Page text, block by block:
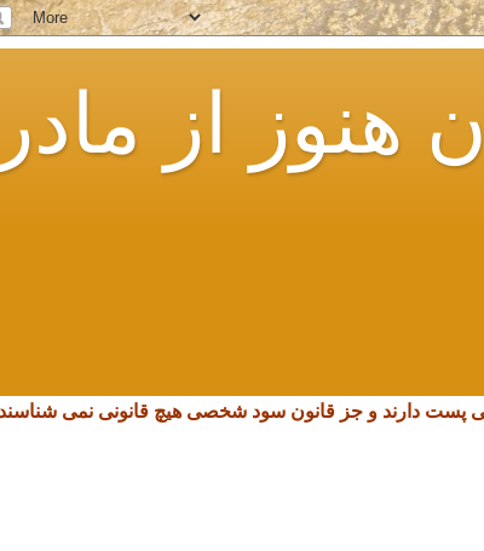
هنوز از
پست دارند و جز قانون سود شخصی هیچ قانونی نمی